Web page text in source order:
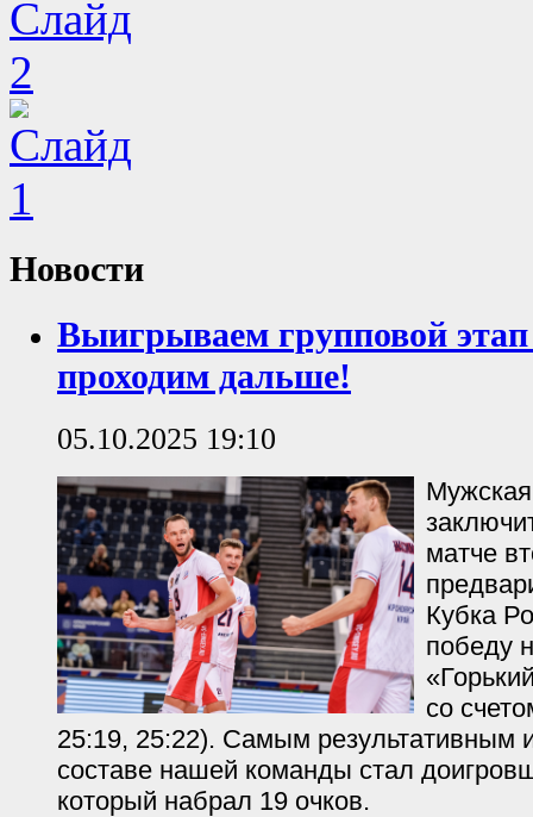
Новости
Выигрываем групповой
проходим дальше!
05.10.2025 19:10
матче
Кубка
победу
со
25:19, 25:22). Самым результативным
составе нашей команды стал
который набрал 19 очков.